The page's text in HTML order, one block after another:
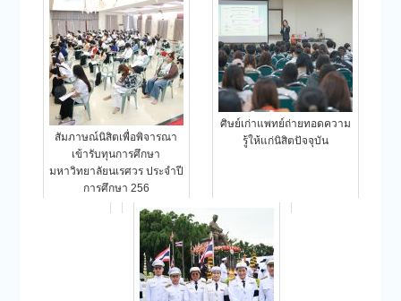
สัมภาษณ์นิสิตเพื่อพิจารณา
เข้ารับทุนการศึกษา
มหาวิทยาลัยนเรศวร ประจำปี
การศึกษา 256
ศิษย์เก่าแพทย์ถ่ายทอดความ
รู้ให้แก่นิสิตปัจจุบัน